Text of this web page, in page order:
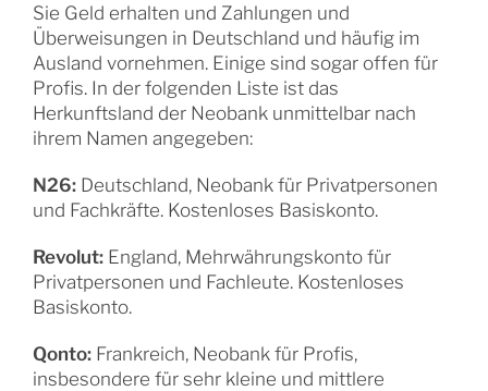
Sie Geld erhalten und Zahlungen und
Überweisungen in Deutschland und häufig im
Ausland vornehmen. Einige sind sogar offen für
Profis. In der folgenden Liste ist das
Herkunftsland der Neobank unmittelbar nach
ihrem Namen angegeben:
N26:Deutschland, Neobank für Privatpersonen
und Fachkräfte. Kostenloses Basiskonto.
Revolut:England, Mehrwährungskonto für
Privatpersonen und Fachleute. Kostenloses
Basiskonto.
Qonto:Frankreich, Neobank für Profis,
insbesondere für sehr kleine und mittlere